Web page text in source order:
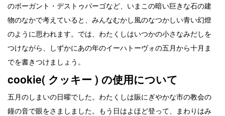
のボーガント・デストゥパーゴなど、いまこの暗い巨きな石の建
物のなかで考えていると、みんなむかし風のなつかしい青い幻燈
のように思われます。では、わたくしはいつかの小さなみだしを
つけながら、しずかにあの年のイーハトーヴォの五月から十月ま
でを書きつけましょう。
cookie( クッキー ) の使用について
五月のしまいの日曜でした。わたくしは賑にぎやかな市の教会の
鐘の音で眼をさましました。もう日はよほど登って、まわりはみ